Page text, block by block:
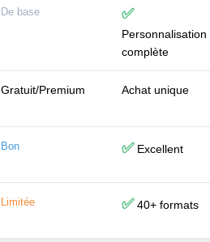
De base ✅
Personnalisation
complète
Gratuit/Premium Achat unique
Bon ✅Excellent
Limitée ✅40+ formats